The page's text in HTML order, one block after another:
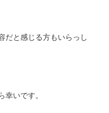
だと感じる方もいらっし
幸いです。